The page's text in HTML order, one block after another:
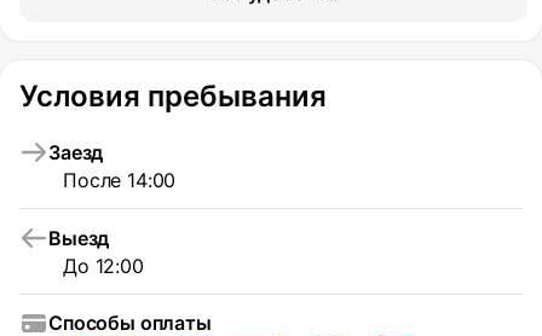
Условия пребывания
Заезд
После 14:00
Выезд
До 12:00
Способы оплаты